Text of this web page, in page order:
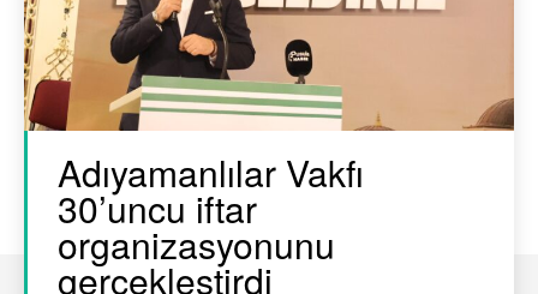
Adıyamanlılar Vakfı
30’uncu iftar
organizasyonunu
gerçekleştirdi